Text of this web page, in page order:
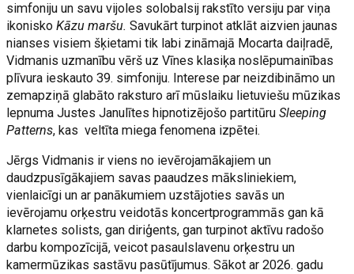
simfoniju un savu vijoles solobalsij rakstīto versiju par viņa
ikoniskoKāzu maršu.Savukārt turpinot atklāt aizvien jaunas
nianses visiem šķietami tik labi zināmajā Mocarta daiļradē,
Vidmanis uzmanību vērš uz Vīnes klasiķa noslēpumainības
plīvura ieskauto 39. simfoniju. Interese par neizdibināmo un
zemapziņā glabāto raksturo arī mūslaiku lietuviešu mūzikas
lepnuma Justes Janulītes hipnotizējošo partitūruSleeping
Patterns, kas veltīta miega fenomena izpētei.
Jērgs Vidmanis ir viens no ievērojamākajiem un
daudzpusīgākajiem savas paaudzes māksliniekiem,
vienlaicīgi un ar panākumiem uzstājoties savās un
ievērojamu orķestru veidotās koncertprogrammās gan kā
klarnetes solists, gan diriģents, gan turpinot aktīvu radošo
darbu kompozīcijā, veicot pasaulslavenu orķestru un
kamermūzikas sastāvu pasūtījumus. Sākot ar 2026. gadu